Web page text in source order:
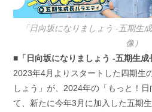
「日向坂になりましょう -五期生
像）
■「日向坂になりましょう -五期生
2023年4月よりスタートした四期生
しょう」が、2024年の「もっと！
て、新たに今年3月に加入した五期